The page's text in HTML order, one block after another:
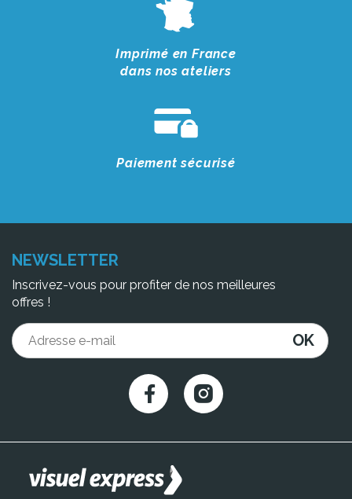
Imprimé en France
dans nos ateliers
Paiement sécurisé
NEWSLETTER
Inscrivez-vous pour profiter de nos meilleures
offres !
OK